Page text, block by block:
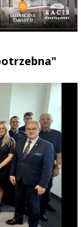
Reddit Share